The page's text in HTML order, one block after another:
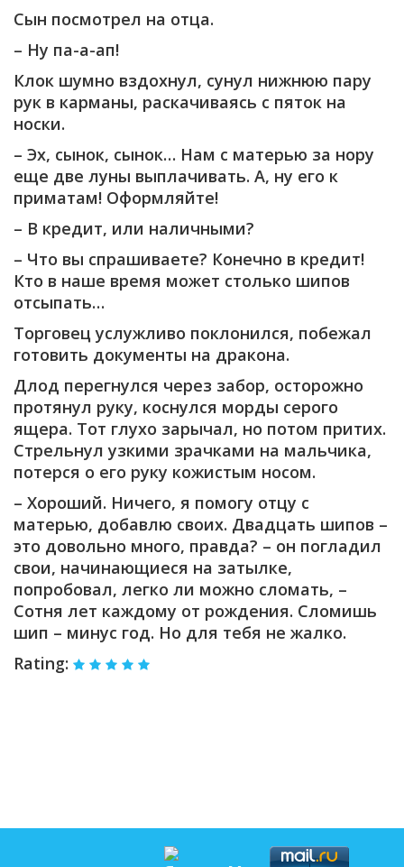
Сын посмотрел на отца.
– Ну па-а-ап!
Клок шумно вздохнул, сунул нижнюю пару
рук в карманы, раскачиваясь с пяток на
носки.
– Эх, сынок, сынок… Нам с матерью за нору
еще две луны выплачивать. А, ну его к
приматам! Оформляйте!
– В кредит, или наличными?
– Что вы спрашиваете? Конечно в кредит!
Кто в наше время может столько шипов
отсыпать…
Торговец услужливо поклонился, побежал
готовить документы на дракона.
Длод перегнулся через забор, осторожно
протянул руку, коснулся морды серого
ящера. Тот глухо зарычал, но потом притих.
Стрельнул узкими зрачками на мальчика,
потерся о его руку кожистым носом.
– Хороший. Ничего, я помогу отцу с
матерью, добавлю своих. Двадцать шипов –
это довольно много, правда? – он погладил
свои, начинающиеся на затылке,
попробовал, легко ли можно сломать, –
Сотня лет каждому от рождения. Сломишь
шип – минус год. Но для тебя не жалко.
Rating: